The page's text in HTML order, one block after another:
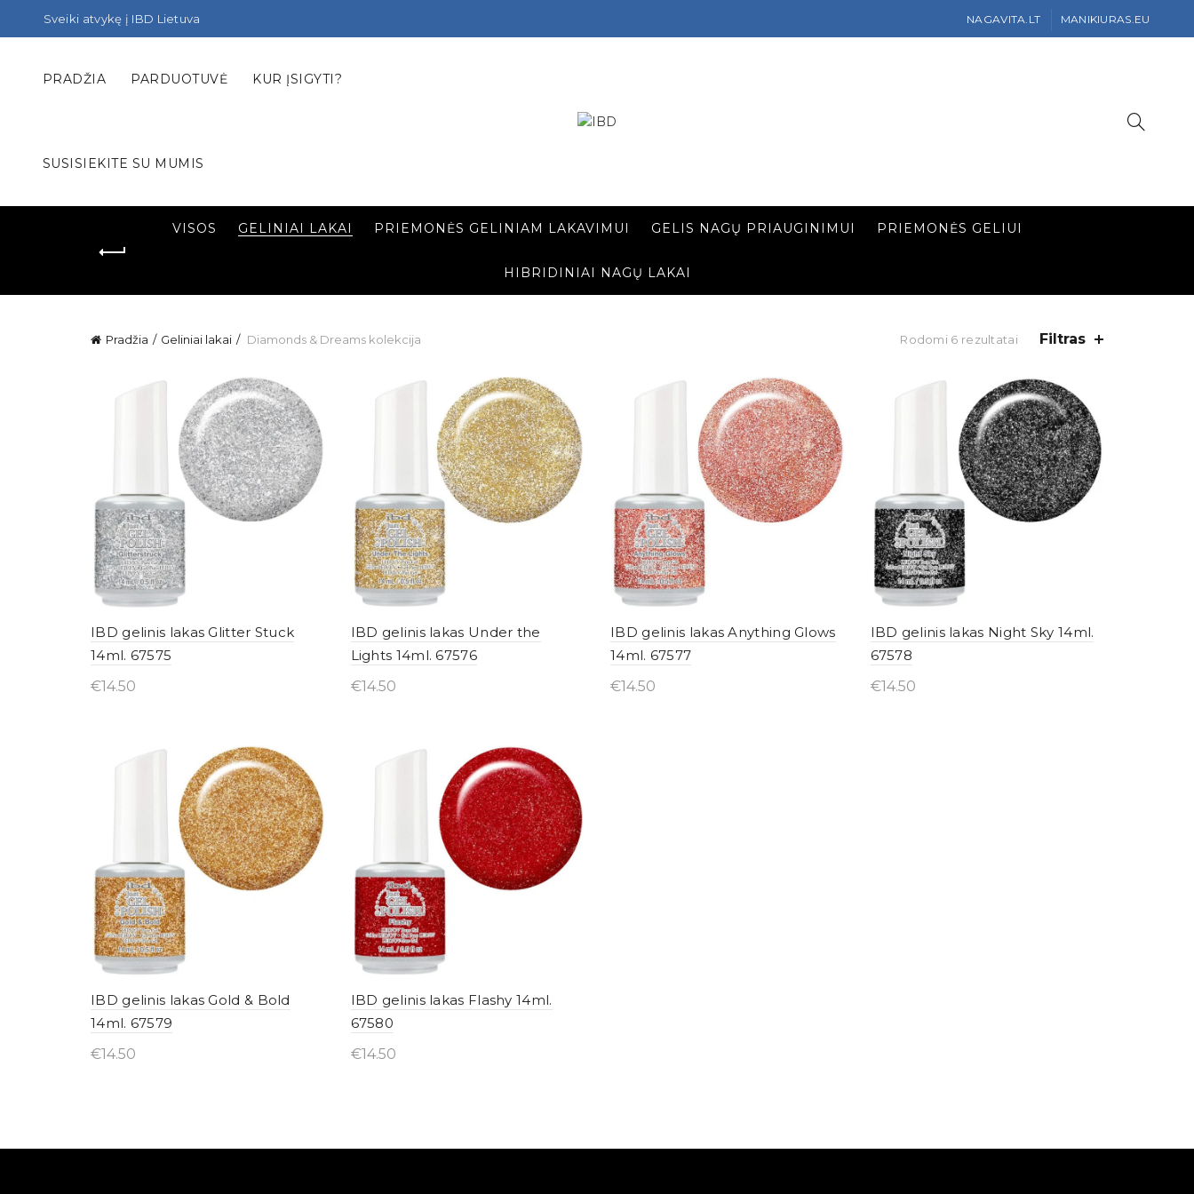
Sveiki atvykę į IBD Lietuva NAGAVITA.LT MANIKIURAS.EU
PRADŽIA PARDUOTUVĖ KUR ĮSIGYTI?
SUSISIEKITE SU MUMIS
VISOS GELINIAI LAKAI PRIEMONĖS GELINIAM LAKAVIMUI GELIS NAGŲ PRIAUGINIMUI PRIEMONĖS GELIUI
HIBRIDINIAI NAGŲ LAKAI
Pradžia Geliniai lakai Diamonds & Dreams kolekcija Rodomi 6 rezultatai Filtras
IBD gelinis lakas Glitter Stuck
14ml. 67575
€14.50
IBD gelinis lakas Under the
Lights 14ml. 67576
€14.50
IBD gelinis lakas Anything Glows
14ml. 67577
€14.50
IBD gelinis lakas Night Sky 14ml.
67578
€14.50
IBD gelinis lakas Gold & Bold
14ml. 67579
€14.50
IBD gelinis lakas Flashy 14ml.
67580
€14.50